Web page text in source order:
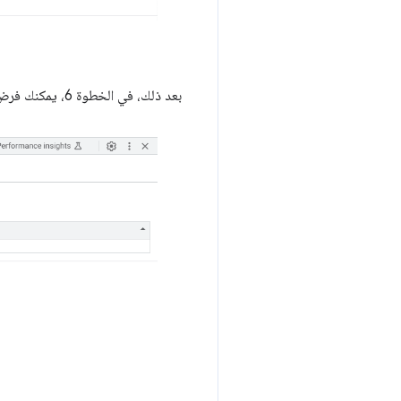
بعد ذلك، في الخطوة 6، يمكنك فرض إجراء عملية الحذف على الفور باستخدام لوحة "التطبيق" في "أدوات مطوّري البرامج":